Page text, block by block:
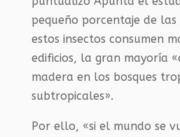
pequeño porcentaje de las
estos insectos consumen
edificios, la gran mayoría
madera en los bosques
subtropicales».
Por ello, «si el mundo se